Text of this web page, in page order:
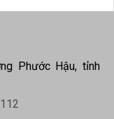
Phước Hậu, tỉnh